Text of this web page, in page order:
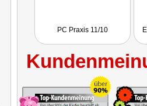
PC Praxis 11/10